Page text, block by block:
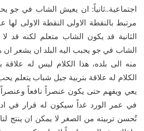
اجتماعية..ثانياً: ان يعيش الشاب في جو
مرتبط بالنقطة الاولى النقطة الاولى لها
الثانية قد يكون الشاب متعلم لكنه قد
الشاب في جو يحبب اليه البلد ان يشعر
منه الى بلده، هذا الكلام ليس له علاقة
الكلام له علاقة بتربية جيل شباب يتعلم يحب
يعي ويفهم حتى يكون عنصراً نافعاً وعنصراً
في عمر الورد غداً سيكون له قرار في
تُحسن تربيته من الصغر لا يمكن ان ينتج لنا